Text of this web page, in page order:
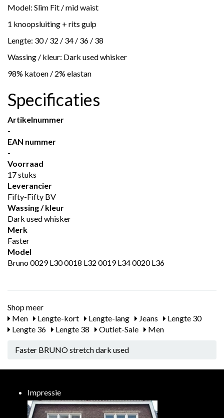
Model: Slim Fit / mid waist
1 knoopsluiting + rits gulp
Lengte: 30 / 32 / 34 / 36 / 38
Wassing / kleur: Dark used whisker
98% katoen / 2% elastan
Specificaties
Artikelnummer
-
EAN nummer
-
Voorraad
17 stuks
Leverancier
Fifty-Fifty BV
Wassing / kleur
Dark used whisker
Merk
Faster
Model
Bruno 0029 L30 0018 L32 0019 L34 0020 L36
Shop meer
Men
Lengte-kort Lengte-lang Jeans
Lengte 30
Lengte 36
Lengte 38 Outlet-Sale Men
Faster BRUNO stretch dark used
Impressie